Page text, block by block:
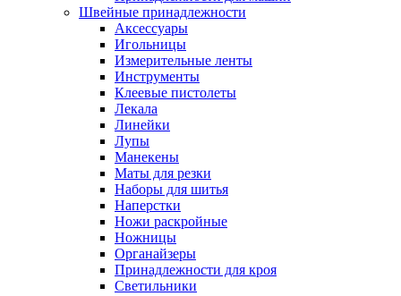
Швейные принадлежности
Аксессуары
Игольницы
Измерительные ленты
Инструменты
Клеевые пистолеты
Лекала
Линейки
Лупы
Манекены
Маты для резки
Наборы для шитья
Наперстки
Ножи раскройные
Ножницы
Органайзеры
Принадлежности для кроя
Светильники